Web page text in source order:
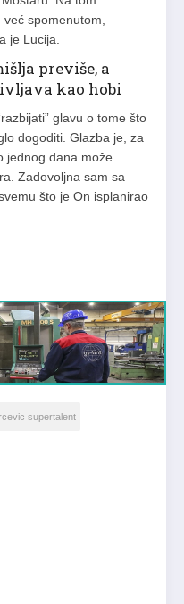
spomenutom,
je Lucija.
previše, a
kao hobi
glavu o tome što
dogoditi. Glazba je, za
jednog dana može
Zadovoljna sam sa
što je On isplanirao
supertalent